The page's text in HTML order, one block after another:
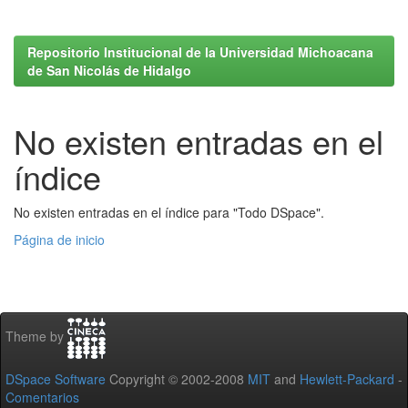
Repositorio Institucional de la Universidad Michoacana
de San Nicolás de Hidalgo
No existen entradas en el
índice
No existen entradas en el índice para "Todo DSpace".
Página de inicio
Theme by
DSpace Software Copyright © 2002-2008 MIT and Hewlett-Packard -
Comentarios